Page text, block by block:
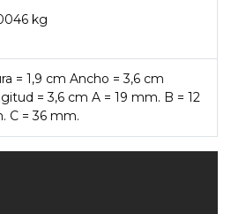
kg
= 1,9 cm Ancho = 3,6 cm
= 3,6 cm A = 19 mm. B = 12
C = 36 mm.